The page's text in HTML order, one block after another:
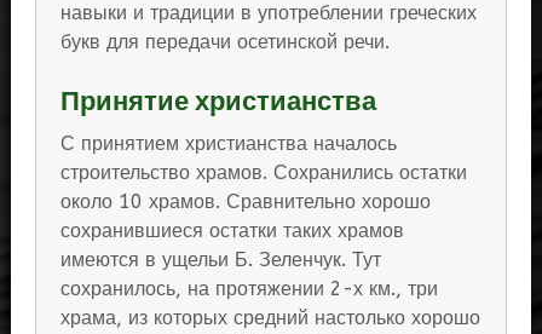
навыки и традиции в употреблении греческих
букв для передачи осетинской речи.
Принятие христианства
С принятием христианства началось
строительство храмов. Сохранились остатки
около 10 храмов. Сравнительно хорошо
сохранившиеся остатки таких храмов
имеются в ущельи Б. Зеленчук. Тут
сохранилось, на протяжении 2-х км., три
храма, из которых средний настолько хорошо